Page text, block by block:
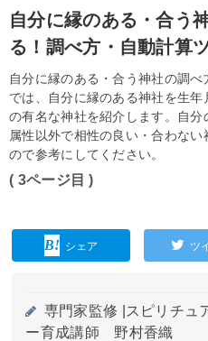
自分に縁のある・合う
る！調べ方・自動計算
自分に縁のある・合う神社の調
では、自分に縁のある神社を生
の有名な神社を紹介します。自
属性以外で相性の良い・合わな
ので参考にしてください。
( 3ページ目 )
シェア ツ
専門家監修 |
スピリチュ
ー育成講師 野村香織